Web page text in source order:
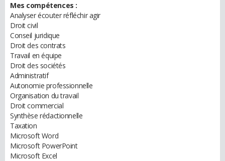
Mes compétences :
Analyser écouter réfléchir agir
Droit civil
Conseil juridique
Droit des contrats
Travail en équipe
Droit des sociétés
Administratif
Autonomie professionnelle
Organisation du travail
Droit commercial
Synthèse rédactionnelle
Taxation
Microsoft Word
Microsoft PowerPoint
Microsoft Excel